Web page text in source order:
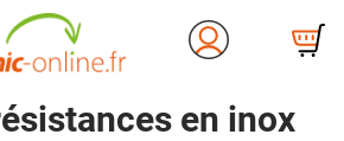
en inox